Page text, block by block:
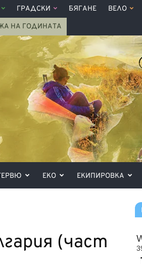
ГРАДСКИ БЯГАНЕ ВЕЛО
НА ГОДИНАТА
ЕКО ЕКИПИРОВКА
(част